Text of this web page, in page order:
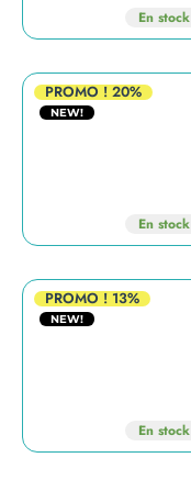
En stock
PROMO ! 20%
NEW!
En stock
PROMO ! 13%
NEW!
En stock